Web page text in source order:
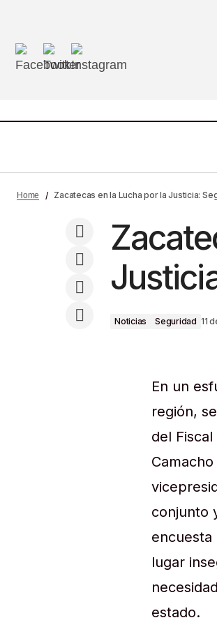
Ambiental en Comunidades Mineras
Home Zacatecas en la Lucha por la Justicia:
Noticias Seguridad 11
En un
región,
del
conjunto
encuesta
lugar
estado.